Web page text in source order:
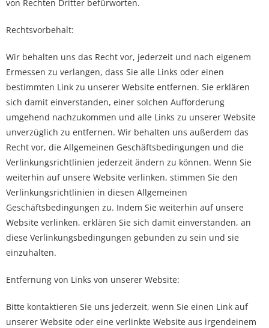
von Rechten Dritter befürworten.
Rechtsvorbehalt:
Wir behalten uns das Recht vor, jederzeit und nach eigenem
Ermessen zu verlangen, dass Sie alle Links oder einen
bestimmten Link zu unserer Website entfernen. Sie erklären
sich damit einverstanden, einer solchen Aufforderung
umgehend nachzukommen und alle Links zu unserer Website
unverzüglich zu entfernen. Wir behalten uns außerdem das
Recht vor, die Allgemeinen Geschäftsbedingungen und die
Verlinkungsrichtlinien jederzeit ändern zu können. Wenn Sie
weiterhin auf unsere Website verlinken, stimmen Sie den
Verlinkungsrichtlinien in diesen Allgemeinen
Geschäftsbedingungen zu. Indem Sie weiterhin auf unsere
Website verlinken, erklären Sie sich damit einverstanden, an
diese Verlinkungsbedingungen gebunden zu sein und sie
einzuhalten.
Entfernung von Links von unserer Website:
Bitte kontaktieren Sie uns jederzeit, wenn Sie einen Link auf
unserer Website oder eine verlinkte Website aus irgendeinem